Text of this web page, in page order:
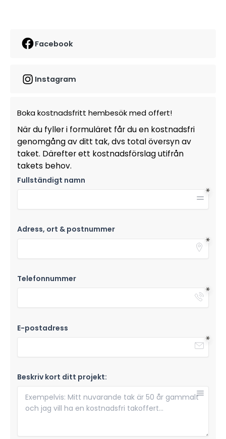
Facebook
Instagram
Boka kostnadsfritt hembesök med offert!
När du fyller i formuläret får du en kostnadsfri
genomgång av ditt tak, dvs total översyn av
taket. Därefter ett kostnadsförslag utifrån
takets behov.
Fullständigt namn
Adress, ort & postnummer
Telefonnummer
E-postadress
Beskriv kort ditt projekt: